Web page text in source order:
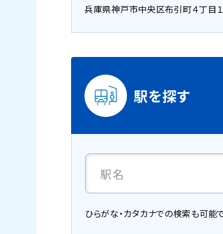
兵庫県神戸市中央区布引町４丁目
駅を探す
ひらがな・カタカナでの検索も可能で